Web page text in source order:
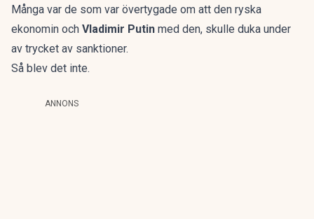
Många var de som var övertygade om att den ryska
ekonomin och Vladimir Putin med den, skulle duka under
av trycket av sanktioner.
Så blev det inte.
ANNONS